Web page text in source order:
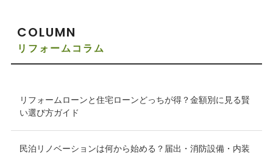
COLUMN
リフォームコラム
リフォームローンと住宅ローンどっちが得？金額別に見る賢
い選び方ガイド
民泊リノベーションは何から始める？届出・消防設備・内装